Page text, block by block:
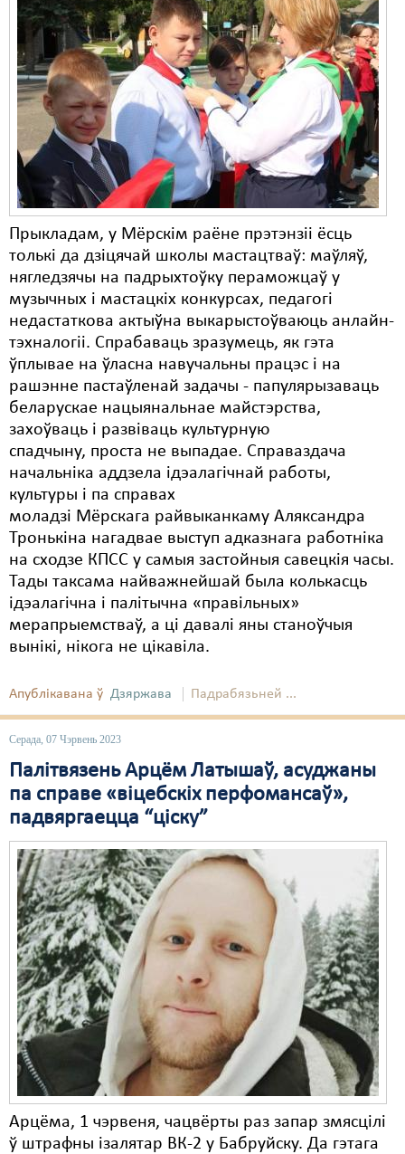
Прыкладам, у Мёрскім раёне прэтэнзіі ёсць
толькі да дзіцячай школы мастацтваў: маўляў,
нягледзячы на падрыхтоўку пераможцаў у
музычных і мастацкіх конкурсах, педагогі
недастаткова актыўна выкарыстоўваюць анлайн-
тэхналогіі. Спрабаваць зразумець, як гэта
ўплывае на ўласна навучальны працэс і на
рашэнне пастаўленай задачы - папулярызаваць
беларускае нацыянальнае майстэрства,
захоўваць і развіваць культурную
спадчыну, проста не выпадае. Справаздача
начальніка аддзела ідэалагічнай работы,
культуры і па справах
моладзі Мёрскага райвыканкаму Аляксандра
Тронькіна нагадвае выступ адказнага работніка
на сходзе КПСС у самыя застойныя савецкія часы.
Тады таксама найважнейшай была колькасць
ідэалагічна і палітычна «правільных»
мерапрыемстваў, а ці давалі яны станоўчыя
вынікі, нікога не цікавіла.
Апублікавана ў Дзяржава Падрабязьней ...
Серада, 07 Чэрвень 2023
Палітвязень Арцём Латышаў, асуджаны
па справе «віцебскіх перфомансаў»,
падвяргаецца “ціску”
Арцёма, 1 чэрвеня, чацвёрты раз запар змясцілі
ў штрафны ізалятар ВК-2 у Бабруйску. Да гэтага